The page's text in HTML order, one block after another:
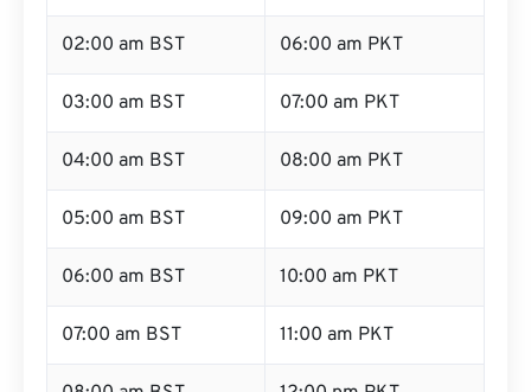
02:00 am BST 06:00 am PKT
03:00 am BST 07:00 am PKT
04:00 am BST 08:00 am PKT
05:00 am BST 09:00 am PKT
06:00 am BST 10:00 am PKT
07:00 am BST 11:00 am PKT